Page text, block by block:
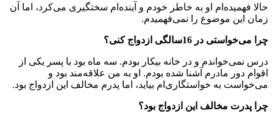
حالا فهمیده‌ام او به خاطر خودم و آینده‌ام سختگیری می‌کرد، اما آن
زمان این موضوع را نمی‌فهمیدم.
چرا می‌خواستی در 16سالگی ازدواج کنی؟
درس نمی‌خواندم و در خانه بیکار بودم. سه ماه بود با پسر یکی از
اقوام دور مادرم آشنا شده بودم. او به من علاقه‌مند بود و
می‌خواست به خواستگاری‌ام بیاید، اما پدرم مخالف این ازدواج بود.
چرا پدرت مخالف این ازدواج بود؟